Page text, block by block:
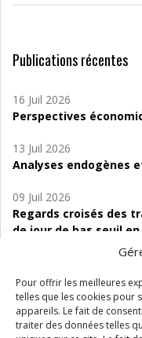
Pour offrir les meilleures
telles que les cookies pour
appareils. Le fait de
traiter des données telles
Publications récentes
16 Juil 2026
Perspectives
13 Juil 2026
Analyses endogènes
09 Juil 2026
Regards croisés des
de jour de bas seuil
06 Juil 2026
Étude d’évaluabilité
d’accompagnement à